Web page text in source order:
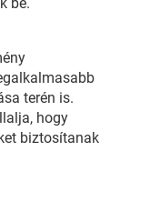
terén is.
hogy
biztosítanak